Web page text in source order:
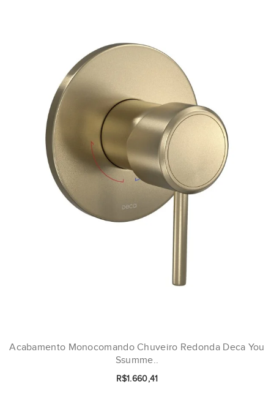
Acabamento Monocomando Chuveiro Redonda Deca You
Ssumme..
R$1.660,41